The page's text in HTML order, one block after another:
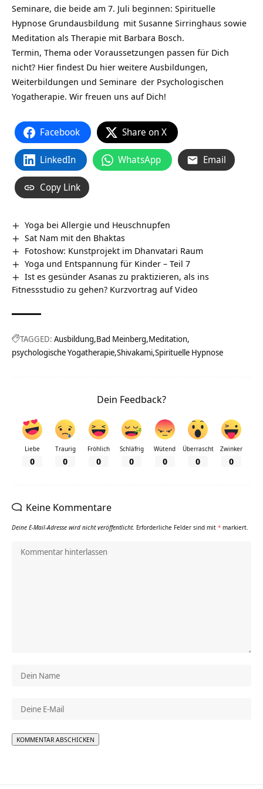
Seminare, die beide am 7. Juli beginnen: Spirituelle
Hypnose Grundausbildung mit Susanne Sirringhaus sowie
Meditation als Therapie mit Barbara Bosch.
Termin, Thema oder Voraussetzungen passen für Dich
nicht? Hier findest Du hier weitere Ausbildungen,
Weiterbildungen und Seminare der Psychologischen
Yogatherapie. Wir freuen uns auf Dich!
Facebook Share on X
LinkedIn WhatsApp Email
Copy Link
Yoga bei Allergie und Heuschnupfen
Sat Nam mit den Bhaktas
Fotoshow: Kunstprojekt im Dhanvatari Raum
Yoga und Entspannung für Kinder – Teil 7
Ist es gesünder Asanas zu praktizieren, als ins
Fitnessstudio zu gehen? Kurzvortrag auf Video
TAGGED: Ausbildung Bad Meinberg Meditation
psychologische Yogatherapie Shivakami Spirituelle Hypnose
Dein Feedback?
Liebe
0
Traurig
0
Fröhlich
0
Schläfrig
0
Wütend
0
Überrascht
0
Zwinker
0
Keine Kommentare
Deine E-Mail-Adresse wird nicht veröffentlicht. Erforderliche Felder sind mit * markiert.